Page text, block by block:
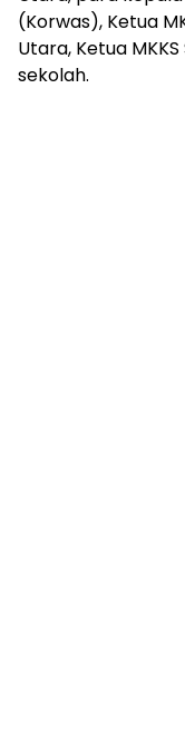
(Korwas), Ketua
Utara, Ketua
sekolah.